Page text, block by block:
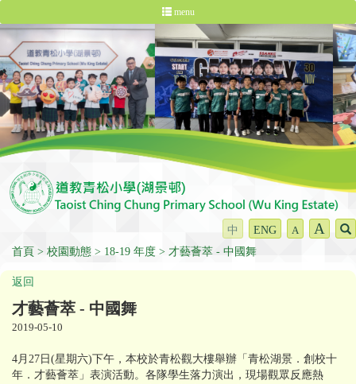
menu
中 ENG A A
首頁 校園動態 18-19 年度 才藝薈萃 - 中國舞
返回
才藝薈萃 - 中國舞
2019-05-10
4月27日(星期六)下午，本校於青松觀大樓舉辦「青松湖景．創校十
年．才藝薈萃」表演活動。各隊學生落力演出，現場觀眾反應熱